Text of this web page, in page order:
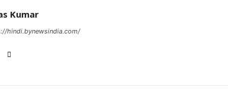
Kumar
hindi.bynewsindia.com/